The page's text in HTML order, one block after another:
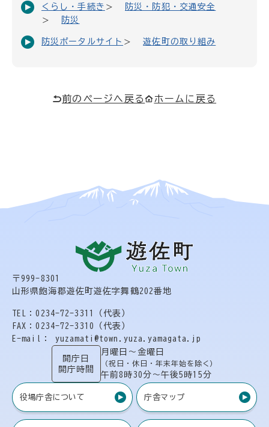
くらし・手続き
防災・防犯・交通安全
防災
防災ポータルサイト 遊佐町の取り組み
前のページへ戻る ホームに戻る
〒999-8301
山形県飽海郡遊佐町遊佐字舞鶴202番地
TEL：0234-72-3311（代表）
FAX：0234-72-3310（代表）
E-mail： yuzamati@town.yuza.yamagata.jp
開庁日
開庁時間
月曜日〜金曜日
（祝日・休日・年末年始を除く）
午前8時30分〜午後5時15分
役場庁舎について 庁舎マップ